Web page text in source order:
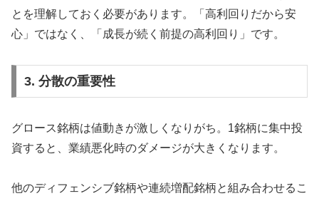
とを理解しておく必要があります。「高利回りだから安
心」ではなく、「成長が続く前提の高利回り」です。
3. 分散の重要性
グロース銘柄は値動きが激しくなりがち。1銘柄に集中投
資すると、業績悪化時のダメージが大きくなります。
他のディフェンシブ銘柄や連続増配銘柄と組み合わせるこ